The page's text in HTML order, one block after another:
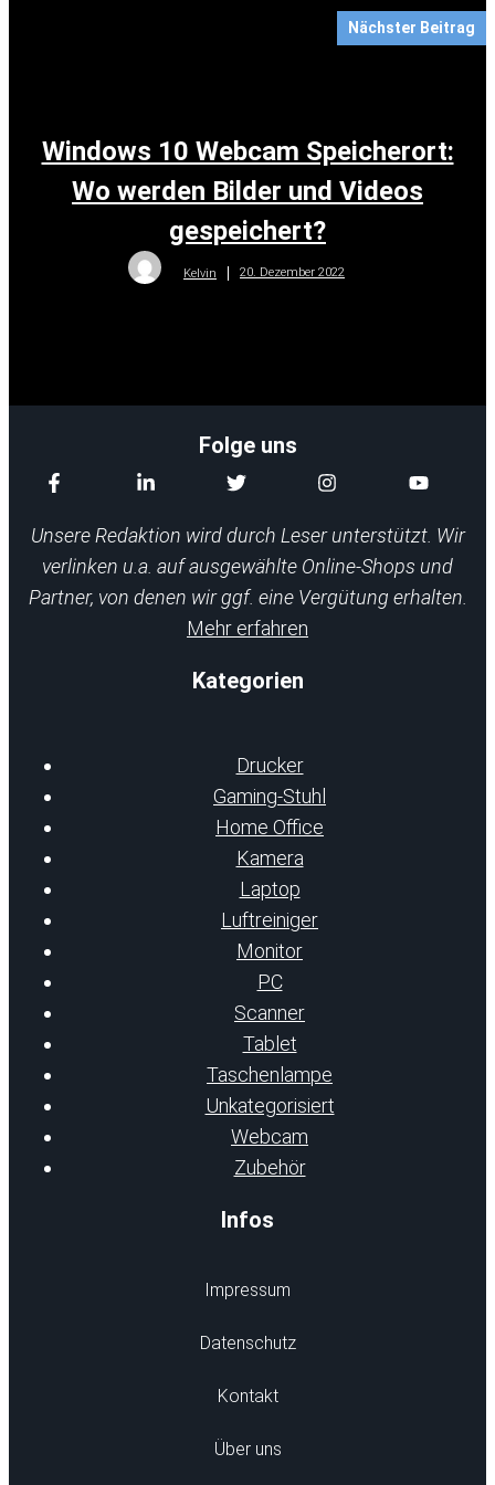
Nächster Beitrag
Windows 10 Webcam Speicherort:
Wo werden Bilder und Videos
gespeichert?
Kelvin 20. Dezember 2022
Folge uns
Unsere Redaktion wird durch Leser unterstützt. Wir
verlinken u.a. auf ausgewählte Online-Shops und
Partner, von denen wir ggf. eine Vergütung erhalten.
Mehr erfahren
Kategorien
Drucker
Gaming-Stuhl
Home Office
Kamera
Laptop
Luftreiniger
Monitor
PC
Scanner
Tablet
Taschenlampe
Unkategorisiert
Webcam
Zubehör
Infos
Impressum
Datenschutz
Kontakt
Über uns